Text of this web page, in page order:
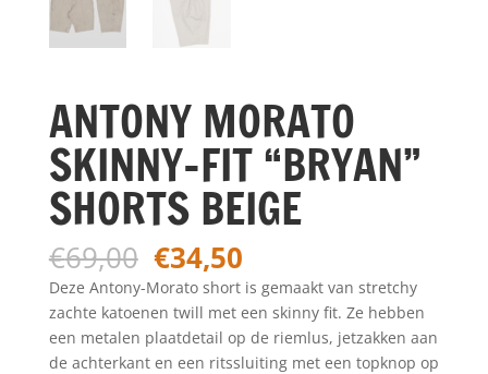
ANTONY MORATO
SKINNY-FIT “BRYAN”
SHORTS BEIGE
€69,00 Oorspronkelijke
prijs
was:
€69,00.
€34,50Huidige
prijs
is:
€34,50.
Deze Antony-Morato short is gemaakt van stretchy
zachte katoenen twill met een skinny fit. Ze hebben
een metalen plaatdetail op de riemlus, jetzakken aan
de achterkant en een ritssluiting met een topknop op